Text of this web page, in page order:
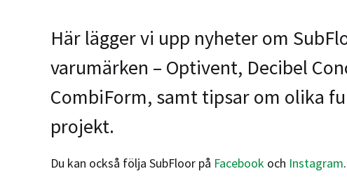
Här lägger vi upp nyheter om
varumärken – Optivent, Decibel
CombiForm, samt tipsar om olika
projekt.
Du kan också följa SubFloor på Facebook och Instagram.